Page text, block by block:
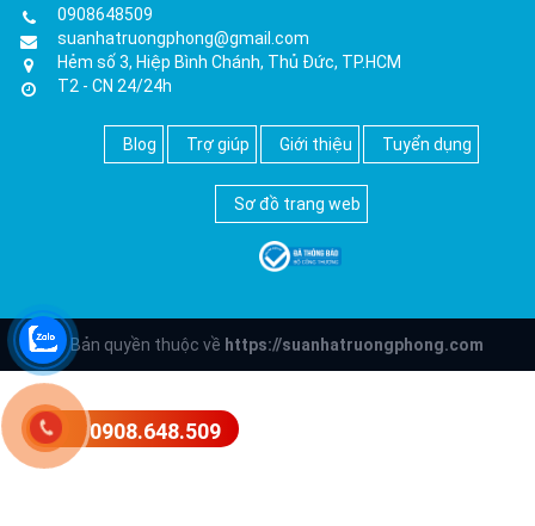
0908648509
suanhatruongphong@gmail.com
Hẻm số 3, Hiệp Bình Chánh, Thủ Đức, TP.HCM
T2 - CN 24/24h
Blog Trợ giúp Giới thiệu Tuyển dụng
Sơ đồ trang web
© Bản quyền thuộc về https://suanhatruongphong.com
0908.648.509